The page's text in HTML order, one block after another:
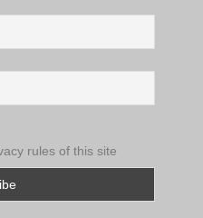
rules of this site